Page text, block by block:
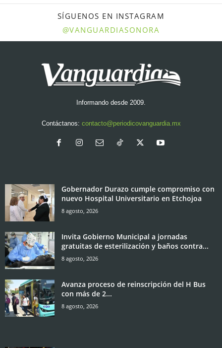
SÍGUENOS EN INSTAGRAM
@VANGUARDIASONORA
Informando desde 2009.
Contáctanos: contacto@periodicovanguardia.mx
Gobernador Durazo cumple compromiso con
nuevo Hospital Universitario en Etchojoa
8 agosto, 2026
Invita Gobierno Municipal a jornadas
gratuitas de esterilización y baños contra...
8 agosto, 2026
Avanza proceso de reinscripción del H Bus
con más de 2...
8 agosto, 2026